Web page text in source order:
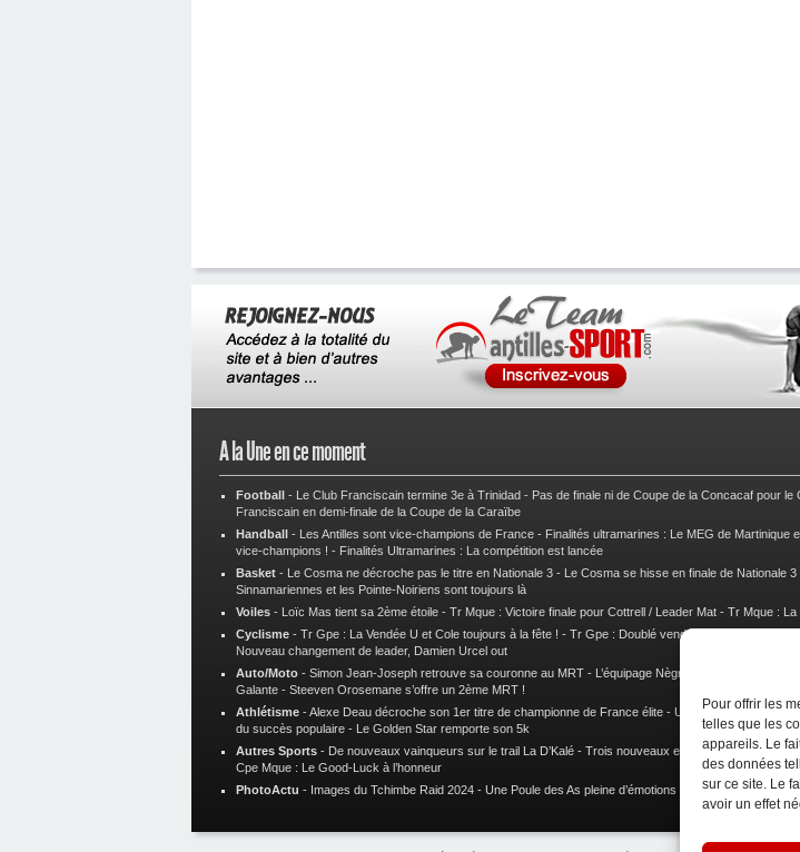
Pour offrir les
telles que les
appareils. Le
des données
sur ce site. Le
avoir un effet
A la Une en ce moment
Football - Le Club Franciscain termine 3e à Trinidad - Pas de finale ni de Coupe de la Concacaf pour le
Franciscain en demi-finale de la Coupe de la Caraïbe
Handball
- Les Antilles sont vice-champions de France - Finalités ultramarines : Le MEG de Martinique
vice-champions ! - Finalités Ultramarines : La compétition est lancée
Basket - Le Cosma ne décroche pas le titre en Nationale 3 - Le Cosma se hisse en finale de Nationale 3
Sinnamariennes et les Pointe-Noiriens sont toujours là
Voiles - Loïc Mas tient sa 2ème étoile - Tr Mque : Victoire finale pour Cottrell / Leader Mat - Tr Mque : La
Cyclisme - Tr Gpe : La Vendée U et Cole toujours à la fête ! - Tr Gpe : Doublé vendéen sur l’étape des
Nouveau changement de leader, Damien Urcel out
Auto/Moto - Simon Jean-Joseph retrouve sa couronne au MRT -
L’équipage Nègre – Gérard remporte
Galante - Steeven Orosemane s’offre un 2ème MRT !
Athlétisme -Alexe Deau décroche son 1er titre de championne de France élite - Un semi marathon
du succès populaire -
Le Golden Star remporte son 5k
Autres Sports - De nouveaux vainqueurs sur le trail La D’Kalé - Trois nouveaux et un habitué au
Cpe Mque : Le Good-Luck à l’honneur
PhotoActu - Images du Tchimbe Raid 2024 - Une Poule des As pleine d’émotions ! Images de la